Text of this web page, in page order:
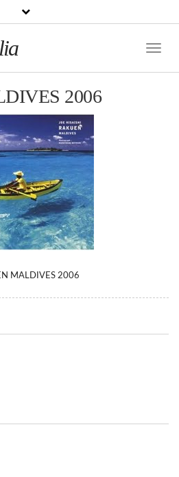
Toggle
2006
MALDIVES 2006